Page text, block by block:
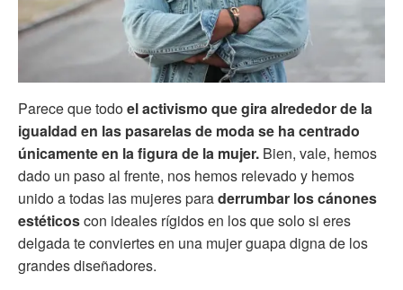
Parece que todoel activismo que gira alrededor de la
igualdad en las pasarelas de moda se ha centrado
únicamente en la figura de la mujer. Bien, vale, hemos
dado un paso al frente, nos hemos relevado y hemos
unido a todas las mujeres paraderrumbar los cánones
estéticoscon ideales rígidos en los que solo si eres
delgada te conviertes en una mujer guapa digna de los
grandes diseñadores.